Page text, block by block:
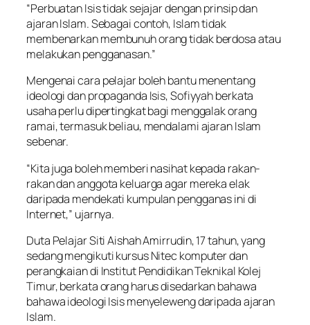
“Perbuatan Isis tidak sejajar dengan prinsip dan
ajaran Islam. Sebagai contoh, Islam tidak
membenarkan membunuh orang tidak berdosa atau
melakukan pengganasan.”
Mengenai cara pelajar boleh bantu menentang
ideologi dan propaganda Isis, Sofiyyah berkata
usaha perlu dipertingkat bagi menggalak orang
ramai, termasuk beliau, mendalami ajaran Islam
sebenar.
“Kita juga boleh memberi nasihat kepada rakan-
rakan dan anggota keluarga agar mereka elak
daripada mendekati kumpulan pengganas ini di
Internet,” ujarnya.
Duta Pelajar Siti Aishah Amirrudin, 17 tahun, yang
sedang mengikuti kursus Nitec komputer dan
perangkaian di Institut Pendidikan Teknikal Kolej
Timur, berkata orang harus disedarkan bahawa
bahawa ideologi Isis menyeleweng daripada ajaran
Islam.